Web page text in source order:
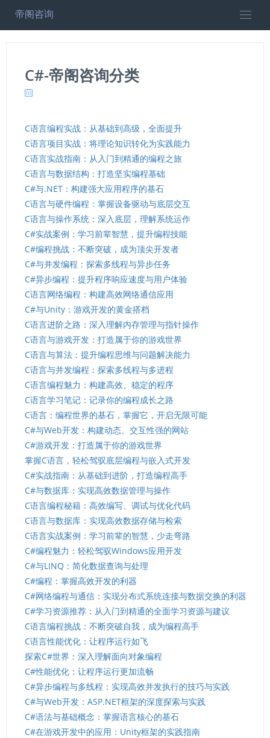
帝阁咨询
C#-帝阁咨询分类
C语言编程实战：从基础到高级，全面提升
C语言项目实战：将理论知识转化为实践能力
C语言实战指南：从入门到精通的编程之旅
C语言与数据结构：打造坚实编程基础
C#与.NET：构建强大应用程序的基石
C语言与硬件编程：掌握设备驱动与底层交互
C语言与操作系统：深入底层，理解系统运作
C#实战案例：学习前辈智慧，提升编程技能
C#编程挑战：不断突破，成为顶尖开发者
C#与并发编程：探索多线程与异步任务
C#异步编程：提升程序响应速度与用户体验
C语言网络编程：构建高效网络通信应用
C#与Unity：游戏开发的黄金搭档
C语言进阶之路：深入理解内存管理与指针操作
C语言与游戏开发：打造属于你的游戏世界
C语言与算法：提升编程思维与问题解决能力
C语言与并发编程：探索多线程与多进程
C语言编程魅力：构建高效、稳定的程序
C语言学习笔记：记录你的编程成长之路
C语言：编程世界的基石，掌握它，开启无限可能
C#与Web开发：构建动态、交互性强的网站
C#游戏开发：打造属于你的游戏世界
掌握C语言，轻松驾驭底层编程与嵌入式开发
C#实战指南：从基础到进阶，打造编程高手
C#与数据库：实现高效数据管理与操作
C语言编程秘籍：高效编写、调试与优化代码
C语言与数据库：实现高效数据存储与检索
C语言实战案例：学习前辈的智慧，少走弯路
C#编程魅力：轻松驾驭Windows应用开发
C#与LINQ：简化数据查询与处理
C#编程：掌握高效开发的利器
C#网络编程与通信：实现分布式系统连接与数据交换的利器
C#学习资源推荐：从入门到精通的全面学习资源与建议
C语言编程挑战：不断突破自我，成为编程高手
C语言性能优化：让程序运行如飞
探索C#世界：深入理解面向对象编程
C#性能优化：让程序运行更加流畅
C#异步编程与多线程：实现高效并发执行的技巧与实践
C#与Web开发：ASP.NET框架的深度探索与实践
C#语法与基础概念：掌握语言核心的基石
C#在游戏开发中的应用：Unity框架的实践指南